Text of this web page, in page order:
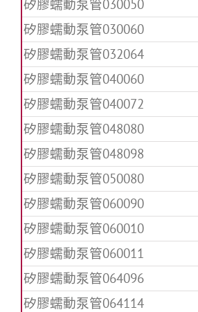
矽膠蠕動泵管030050
矽膠蠕動泵管030060
矽膠蠕動泵管032064
矽膠蠕動泵管040060
矽膠蠕動泵管040072
矽膠蠕動泵管048080
矽膠蠕動泵管048098
矽膠蠕動泵管050080
矽膠蠕動泵管060090
矽膠蠕動泵管060010
矽膠蠕動泵管060011
矽膠蠕動泵管064096
矽膠蠕動泵管064114